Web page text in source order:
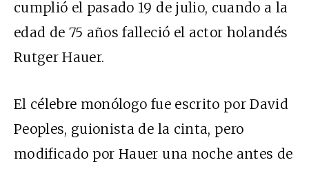
cumplió el pasado 19 de julio, cuando a la
edad de 75 años falleció el actor holandés
Rutger Hauer.
El célebre monólogo fue escrito por David
Peoples, guionista de la cinta, pero
modificado por Hauer una noche antes de